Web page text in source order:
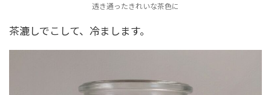
透き通ったきれいな茶色に
茶漉しでこして、冷まします。